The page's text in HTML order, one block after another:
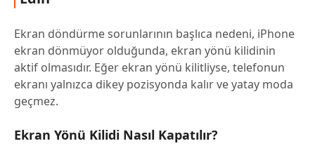
Ekran döndürme sorunlarının başlıca nedeni, iPhone
ekran dönmüyor olduğunda, ekran yönü kilidinin
aktif olmasıdır. Eğer ekran yönü kilitliyse, telefonun
ekranı yalnızca dikey pozisyonda kalır ve yatay moda
geçmez.
Ekran Yönü Kilidi Nasıl Kapatılır?